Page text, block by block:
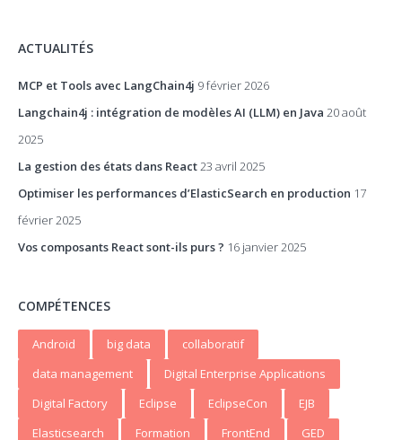
ACTUALITÉS
MCP et Tools avec LangChain4j 9 février 2026
Langchain4j : intégration de modèles AI (LLM) en Java 20 août
2025
La gestion des états dans React23 avril 2025
Optimiser les performances d’ElasticSearch en production 17
février 2025
Vos composants React sont-ils purs ? 16 janvier 2025
COMPÉTENCES
Android big data
collaboratif
data management
Digital Enterprise Applications
Digital Factory
Eclipse EclipseCon
EJB
Elasticsearch
Formation FrontEnd
GED